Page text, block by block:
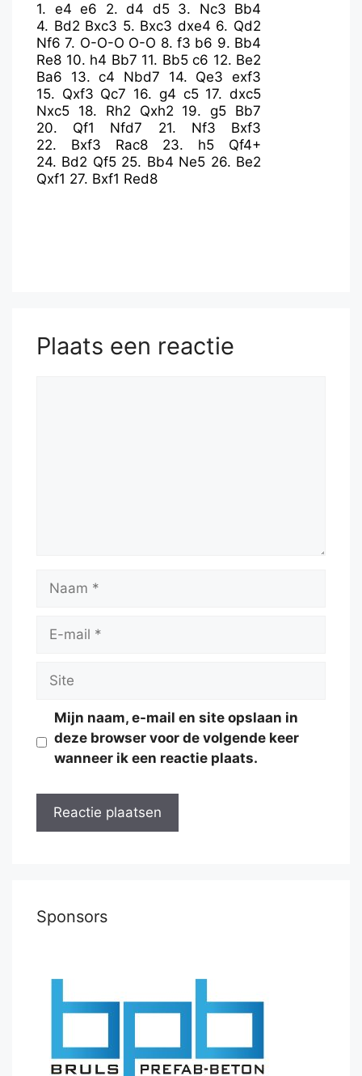
1. e4 e6 2. d4 d5 3. Nc3 Bb4
4. Bd2 Bxc3 5. Bxc3 dxe4 6. Qd2
Nf6 7. O-O-O O-O 8. f3 b6 9. Bb4
Re8 10. h4 Bb7 11. Bb5 c6 12. Be2
Ba6
13.c4 Nbd7 14. Qe3
exf3
15. Qxf3 Qc7 16. g4 c5 17.dxc5
Nxc5 18. Rh2 Qxh2 19.g5 Bb7
20. Qf1 Nfd7 21. Nf3
Bxf3
22. Bxf3 Rac8 23. h5
Qf4+
24. Bd2 Qf5 25. Bb4 Ne5 26. Be2
Qxf1 27. Bxf1 Red8
Plaats een reactie
Naam
Site
Mijn naam, e-mail en site opslaan in
deze browser voor de volgende keer
wanneer ik een reactie plaats.
Sponsors